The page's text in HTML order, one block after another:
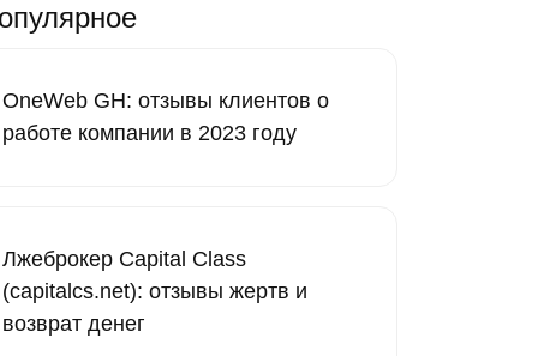
OneWeb GH: отзывы клиентов о
работе компании в 2023 году
Лжеброкер Capital Class
(capitalcs.net): отзывы жертв и
возврат денег